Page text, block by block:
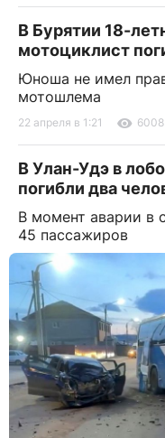
В Бурятии 18-
мотоциклист
Юноша не имел
мотошлема
22 апреля в 1:21 6008
В Улан-Удэ в
погибли два
В момент аварии в
45 пассажиров